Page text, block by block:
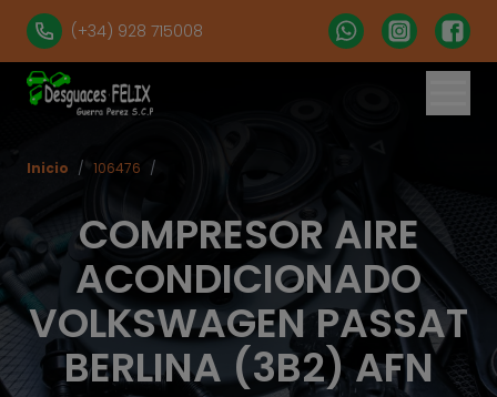
(+34) 928 715008
COMPRESOR AIRE
ACONDICIONADO
VOLKSWAGEN PASSAT
BERLINA (3B2) AFN
Inicio / 106476 /